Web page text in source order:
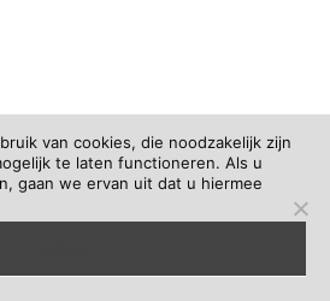
van cookies, die noodzakelijk zijn
te laten functioneren. Als u
gaan we ervan uit dat u hiermee